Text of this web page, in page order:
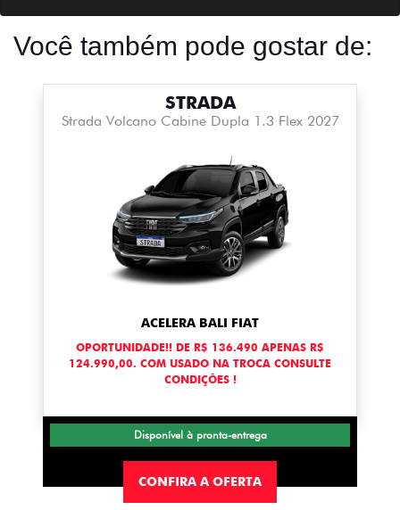
Você também pode gostar de:
STRADA
Strada Volcano Cabine Dupla 1.3 Flex 2027
ACELERA BALI FIAT
OPORTUNIDADE!! DE R$ 136.490 APENAS R$
124.990,00. COM USADO NA TROCA CONSULTE
CONDIÇÕES !
Disponível à pronta-entrega
CONFIRA A OFERTA